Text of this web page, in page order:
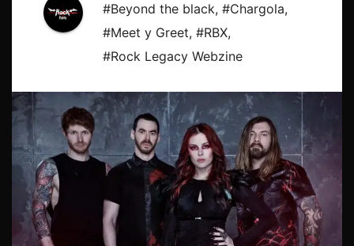
#Beyond the black, #Chargola,
#Meet y Greet, #RBX,
#Rock Legacy Webzine